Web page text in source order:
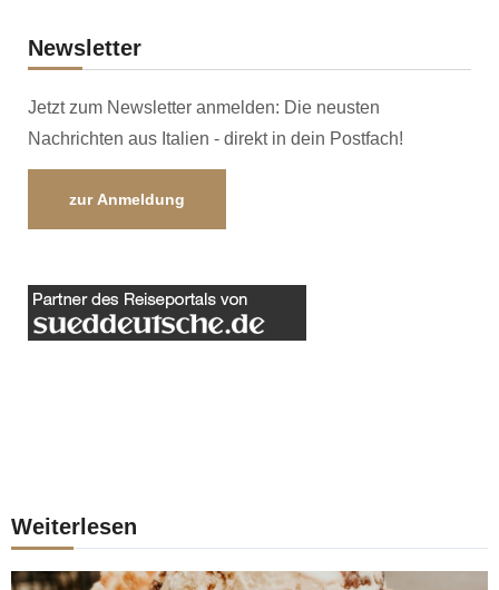
Newsletter
Jetzt zum Newsletter anmelden: Die neusten
Nachrichten aus Italien - direkt in dein Postfach!
zur Anmeldung
Weiterlesen